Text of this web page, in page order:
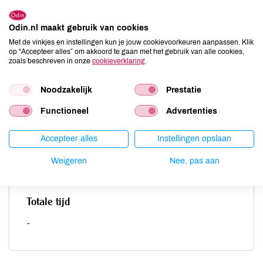
Porties
-
Bereidingstijd
-
Voorbereidingstijd
Totale tijd
-
Odin.nl maakt gebruik van cookies
Met de vinkjes en instellingen kun je jouw cookievoorkeuren aanpassen. Klik
op “Accepteer alles” om akkoord te gaan met het gebruik van alle cookies,
zoals beschreven in onze cookieverklaring.
Noodzakelijk Prestatie
Functioneel Advertenties
Accepteer alles Instellingen opslaan
Weigeren Nee, pas aan